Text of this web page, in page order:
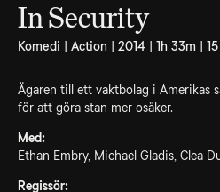
In Security
Komedi | Action | 2014 | 1h 33m |
Ägaren till ett vaktbolag i Amerikas
för att göra stan mer osäker.
Med:
Ethan Embry, Michael Gladis, Clea
Regissör: